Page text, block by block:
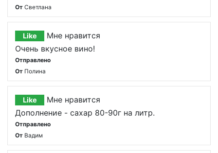
От Светлана
Like
Мне нравится
Очень вкусное вино!
Отправлено
От Полина
Like
Мне нравится
Дополнение - сахар 80-90г на литр.
Отправлено
От Вадим